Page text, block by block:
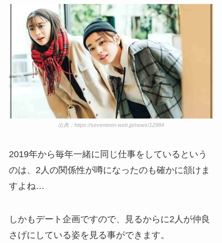
出典：https://seventeen-web.jp/news/12984
2019年から毎年一緒に同じ仕事をしているという
のは、2人の関係性が噂になったのも確かに頷けま
すよね…
しかもデート企画ですので、見るからに2人が仲良
さげにしている姿を見る事ができます。